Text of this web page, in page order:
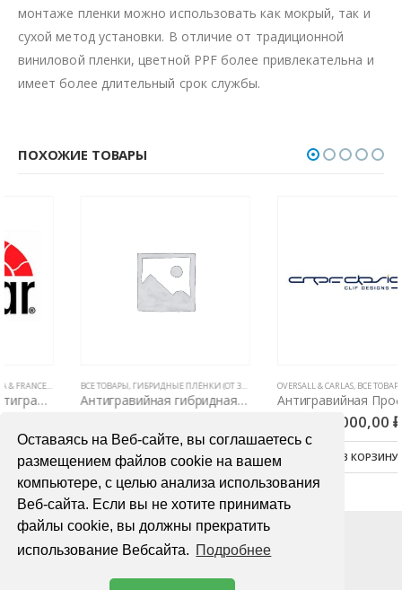
Оставаясь на Веб-сайте, вы соглашаетесь с
размещением файлов cookie на вашем
компьютере, с целью анализа использования
Веб-сайта. Если вы не хотите принимать
файлы cookie, вы должны прекратить
использование Вебсайта. Подробнее
монтаже пленки можно использовать как мокрый, так и
сухой метод установки. В отличие от традиционной
виниловой пленки, цветной PPF более привлекательна и
имеет более длительный срок службы.
ПОХОЖИЕ ТОВАРЫ
(5 ЛЕТ, НЕ ВИДНЫ НА КУЗОВЕ)
ПОЛИУРЕТАНОВЫЕ ПЛЕНКИ PPF (5 ЛЕТ, НЕ ВИДНЫ НА КУЗОВЕ)
ТОВАРЫ,ЗАЩИТНЫЕ АНТИГРАВИЙНЫЕ ПЛЕНКИ ДЛЯ АВТОМОБИЛЯ,ПОЛИУРЕТАНОВЫЕ ПЛЕНКИ
ВСЕ ТОВАРЫ ГИБРИДНЫЕ ПЛЁНКИ (ОТ 3Х ЛЕТ) ,ЗАЩИТНЫЕ АНТИГРАВИЙНЫЕ ПЛЕНКИ ДЛЯ
Антигравийная гибридная пленка Armotek Film 1,52м
В КОРЗИНУ
OVERSALL & CARLAS,ВСЕ ТОВАРЫ,ЗАЩИТНЫЕ АНТИГРАВИЙНЫЕ ПЛЕНКИ ДЛЯ АВТОМОБИЛЯ
Антигравийная Профессиональная пленка Clifdesigns ELITE PPF 1,52х15м
В КОРЗИНУ